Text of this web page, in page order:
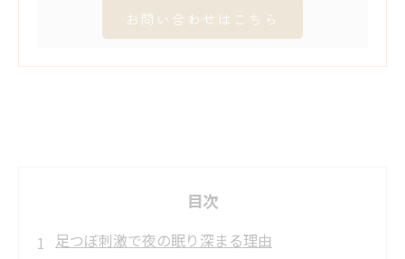
お問い合わせはこちら
目次
足つぼ刺激で夜の眠り深まる理由